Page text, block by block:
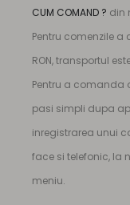
CUM COMAND ? din
Pentru comenzile
RON, transportul
Pentru a comanda
pasi simpli dupa
inregistrarea unui
face si telefonic, la
meniu.